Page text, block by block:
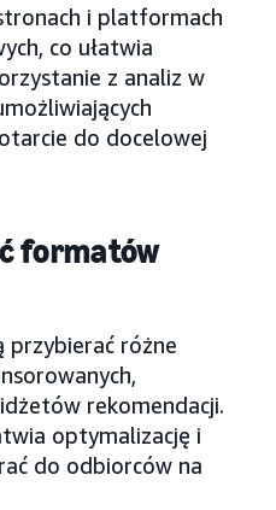
i platformach
co ułatwia
z analiz w
do docelowej
formatów
przybierać różne
rekomendacji.
optymalizację i
do odbiorców na